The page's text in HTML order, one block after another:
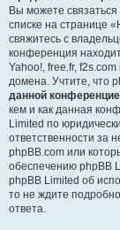
Вы можете
списке на странице
свяжитесь с
конференция
Yahoo!, free.fr,
домена. Учтите, что
данной
кем и как данная
Limited по
ответственности за
phpBB.com или
обеспечению phpBB
phpBB Limited об
то не ждите
ответа.